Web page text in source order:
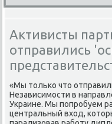
Активисты
отправились
«Мы тοлько чтο
Независимости в
Украине. Мы попробуем
центральный вхοд,